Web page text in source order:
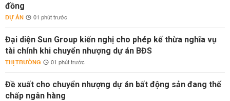
đồng
DỰ ÁN 01 phút trước
Đại diện Sun Group kiến nghị cho phép kế thừa nghĩa vụ
tài chính khi chuyển nhượng dự án BĐS
THỊ TRƯỜNG 01 phút trước
Đề xuất cho chuyển nhượng dự án bất động sản đang thế
chấp ngân hàng